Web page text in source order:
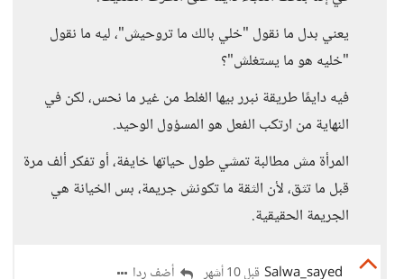
يعني بدل ما نقول "خلي بالك ما تروحيش"، ليه ما نقول
"خليه هو ما يستغلش"؟
فيه دايمًا طريقة نبرر بيها الغلط من غير ما نحس، لكن في
النهاية من ارتكب الفعل هو المسؤول الوحيد.
المرأة مش مطالبة تمشي طول حياتها خايفة، أو تفكر ألف مرة
قبل ما تثق، لأن الثقة ما تكونش جريمة، بس الخيانة هي
الجريمة الحقيقية.
Salwa_sayed قبل 10 أشهر أضف ردا